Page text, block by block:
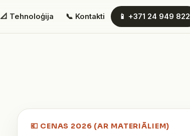
📐 Tehnoloģija 📞 Kontakti 📱 +371 24 949 822
💶 CENAS 2026 (AR MATERIĀLIEM)